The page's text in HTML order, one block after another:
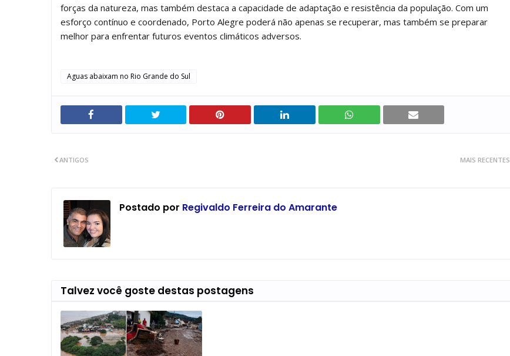
forças da natureza, mas também destaca a capacidade de adaptação e resistência da população. Com um
esforço contínuo e coordenado, Porto Alegre poderá não apenas se recuperar, mas também se preparar
melhor para enfrentar futuros eventos climáticos adversos.
Aguas abaixam no Rio Grande do Sul
MAIS RECENTES
ANTIGOS
Postado por Regivaldo Ferreira do Amarante
Talvez você goste destas postagens